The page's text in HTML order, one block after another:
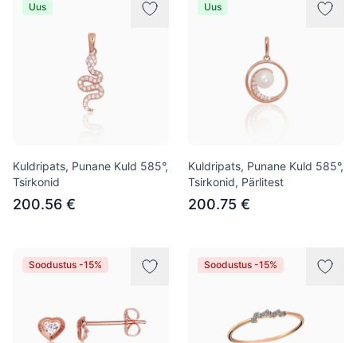
Uus
Kuldripats, Punane Kuld 585°,
Tsirkonid
200.56 €
Uus
Kuldripats, Punane Kuld 585°,
Tsirkonid, Pärlitest
200.75 €
Soodustus -15% Soodustus -15%